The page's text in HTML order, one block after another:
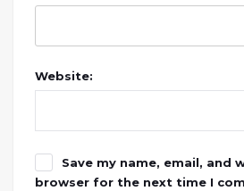
Website:
Save my name, email, and
browser for the next time I